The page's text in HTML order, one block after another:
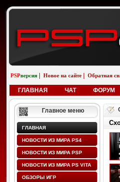
PSPверсия Новое на сайте Обратная
ГЛАВНАЯ ЧАТ ФОРУМ
Главное меню
ГЛАВНАЯ
НОВОСТИ ИЗ МИРА PS4
НОВОСТИ ИЗ МИРА PSP
НОВОСТИ ИЗ МИРА PS VITA
ОБЗОРЫ ИГР